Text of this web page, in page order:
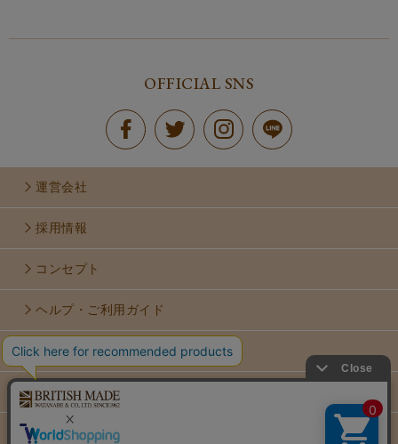
OFFICIAL SNS
運営会社
採用情報
コンセプト
ヘルプ・ご利用ガイド
お問い合せ
利用規約
個人情報保護方針